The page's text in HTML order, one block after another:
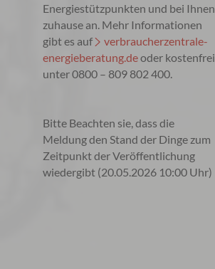
Energiestützpunkten und bei Ihnen
zuhause an. Mehr Informationen
gibt es auf
verbraucherzentrale-
energieberatung.deoder kostenfrei
unter 0800 – 809 802 400.
Bitte Beachten sie, dass die
Meldung den Stand der Dinge zum
Zeitpunkt der Veröffentlichung
wiedergibt (20.05.2026 10:00 Uhr)